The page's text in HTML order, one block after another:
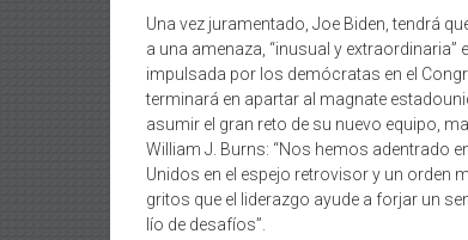
Una vez juramentado, Joe Biden, tendrá
a una amenaza, “inusual y
impulsada por los demócratas en el
terminará en apartar al magnate
asumir el gran reto de su nuevo equipo,
William J. Burns: “Nos hemos adentrado
Unidos en el espejo retrovisor y un orden
gritos que el liderazgo ayude a forjar un
lío de desafíos”.